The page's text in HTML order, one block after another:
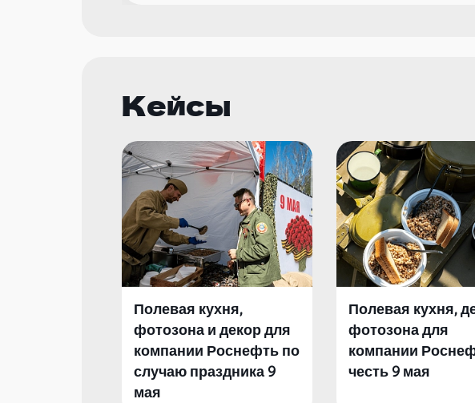
Кейсы
Полевая кухня,
фотозона и декор для
компании Роснефть по
случаю праздника 9
мая
Полевая кухня,
фотозона для
компании
честь 9 мая